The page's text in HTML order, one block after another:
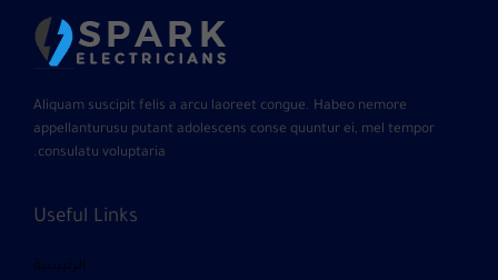
Aliquam suscipit felis a arcu laoreet congue. Habeo nemore
appellanturusu putant adolescens conse quuntur ei, mel tempor
consulatu voluptaria.
Useful Links
الرئيسية